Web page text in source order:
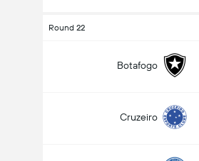
Round 22
Botafogo
Cruzeiro